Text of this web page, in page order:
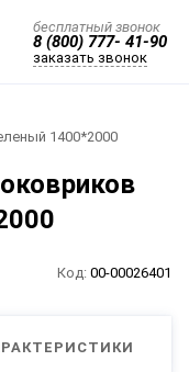
бесплатный звонок
8 (800) 777- 41-90
заказать звонок
1400*2000
Код: 00-00026401